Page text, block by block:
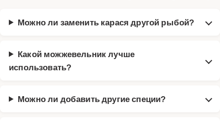
Можно ли заменить карася другой рыбой?
Какой можжевельник лучше
использовать?
Можно ли добавить другие специи?